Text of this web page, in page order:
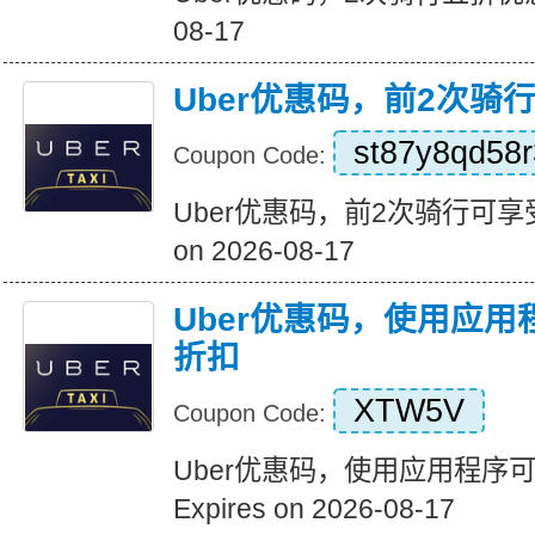
08-17
Uber优惠码，前2次骑
Coupon Code:
Uber优惠码，前2次骑行可
on 2026-08-17
Uber优惠码，使用应用
折扣
Coupon Code: XTW5V
Uber优惠码，使用应用程序
Expires on 2026-08-17